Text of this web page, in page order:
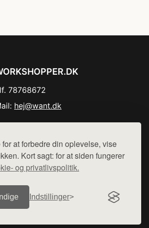
at forbedre din oplevelse, vise
Kort sagt: for at siden fungerer
og privatlivspolitik.
Indstillinger
78768672
hej@want.dk
denne side - vi henviser til de shops,